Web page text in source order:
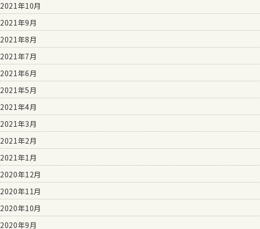
2021年10月
2021年9月
2021年8月
2021年7月
2021年6月
2021年5月
2021年4月
2021年3月
2021年2月
2021年1月
2020年12月
2020年11月
2020年10月
2020年9月